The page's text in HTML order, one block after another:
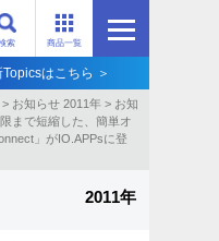
商品一覧
索
はこちら ＞
> お知らせ 2011年 > お知
まで短縮した、簡単オ
」がIO.APPsに登
2011年